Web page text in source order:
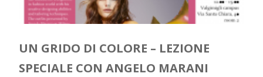
UN GRIDO DI COLORE – LEZIONE
SPECIALE CON ANGELO MARANI